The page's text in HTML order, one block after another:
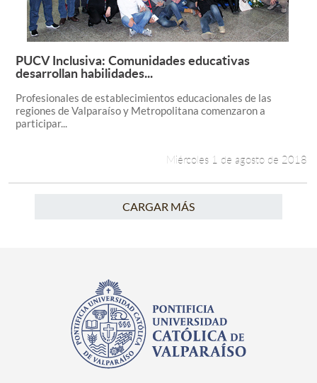
Leer más +
PUCV Inclusiva: Comunidades educativas
desarrollan habilidades...
Profesionales de establecimientos educacionales de las
regiones de Valparaíso y Metropolitana comenzaron a
participar...
Miércoles 1 de agosto de 2018
CARGAR MÁS